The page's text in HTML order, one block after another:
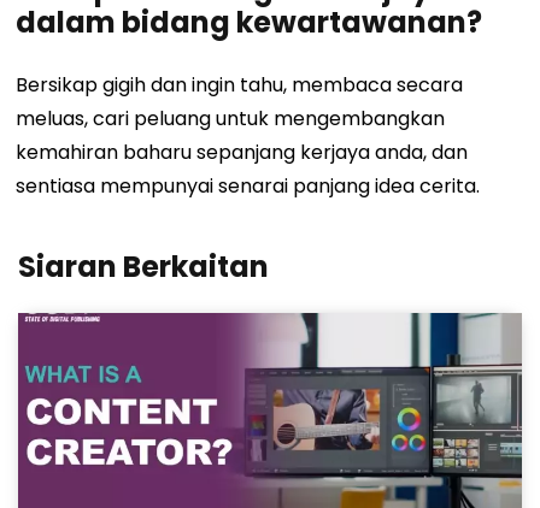
dalam bidang kewartawanan?
Bersikap gigih dan ingin tahu, membaca secara
meluas, cari peluang untuk mengembangkan
kemahiran baharu sepanjang kerjaya anda, dan
sentiasa mempunyai senarai panjang idea cerita.
Siaran Berkaitan